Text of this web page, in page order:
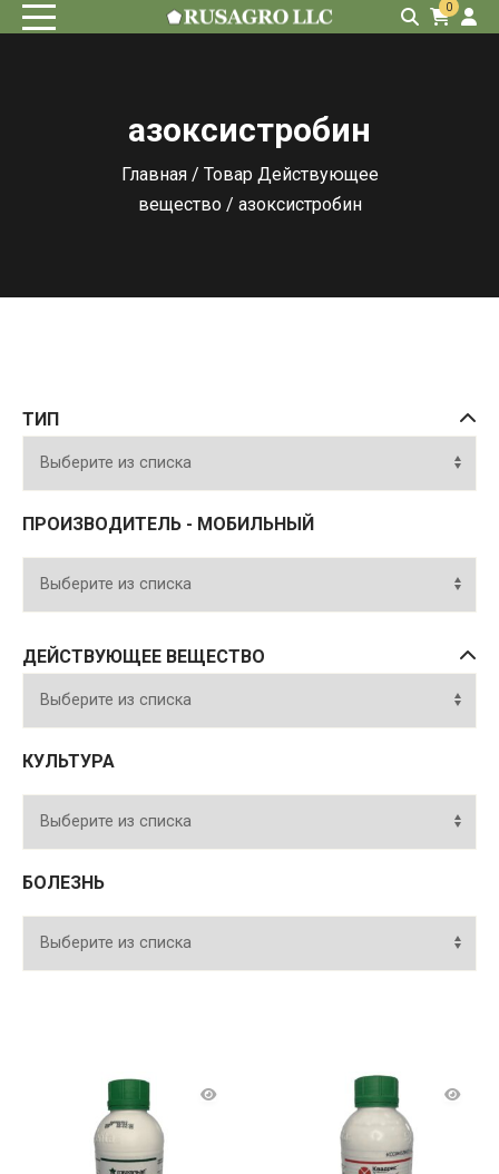
0
азоксистробин
Главная/ Товар Действующее
вещество / азоксистробин
ТИП
ПРОИЗВОДИТЕЛЬ - МОБИЛЬНЫЙ
ДЕЙСТВУЮЩЕЕ ВЕЩЕСТВО
КУЛЬТУРА
БОЛЕЗНЬ